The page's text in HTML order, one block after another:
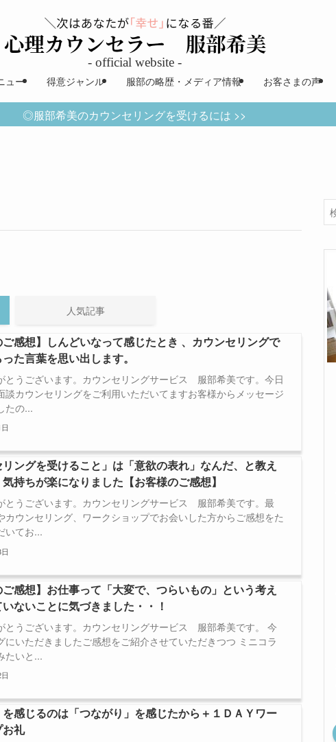
ュー 得意ジャンル 服部の略歴・メディア情報 お客さまの声
◎服部希美のカウンセリングを受けるには >>
人気記事
ご感想】しんどいなって感じたとき 、カウンセリングで
た言葉を思い出します。
とうございます。カウンセリングサービス 服部希美です。今日
談カウンセリングをご利用いただいてますお客様からメッセージ
たの...
リングを受けること」は「意欲の表れ」なんだ、と教え
持ちが楽になりました【お客様のご感想】
とうございます。カウンセリングサービス 服部希美です。最
カウンセリング、ワークショップでお会いした方からご感想をた
いてお...
ご感想】お仕事って「大変で、つらいもの」という考え
ないことに気づきました・・！
とうございます。カウンセリングサービス 服部希美です。 今
にいただきましたご感想をご紹介させていただきつつ ミニコラ
たいと...
を感じるのは「つながり」を感じたから＋１ＤＡＹワー
礼